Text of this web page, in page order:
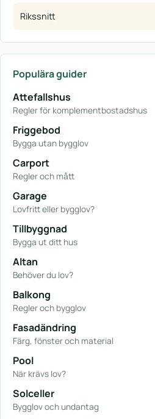
Rikssnitt
Populära guider
Attefallshus
Regler för komplementbostadshus
Friggebod
Bygga utan bygglov
Carport
Regler och mått
Garage
Lovfritt eller bygglov?
Tillbyggnad
Bygga ut ditt hus
Altan
Behöver du lov?
Balkong
Regler och bygglov
Fasadändring
Färg, fönster och material
Pool
När krävs lov?
Solceller
Bygglov och undantag